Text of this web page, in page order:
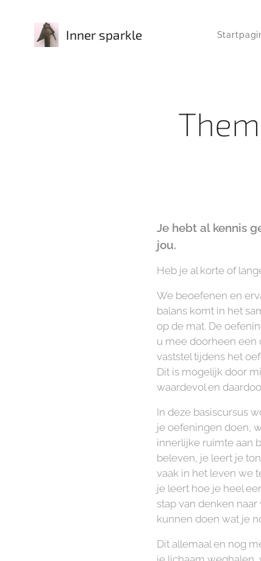
Inner sparkle
Je hebt al kennis
jou.
Heb je al korte of
We beoefenen en
balans komt in het
op de mat. De
u mee doorheen een
vaststel tijdens het
Dit is mogelijk door
waardevol en
In deze basiscursus
je oefeningen doen,
innerlijke ruimte aan
beleven, je leert je
vaak in het leven we
je leert hoe je heel
stap van denken
kunnen doen wat je
Dit allemaal en nog